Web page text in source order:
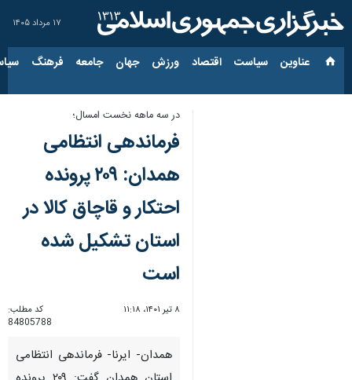
۱۷ مرداد ۱۴۰۵
عناوین‌ سیاست اقتصاد ورزش جهان جامعه فرهنگ
در سه ماهه نخست امسال؛
فرماندهی انتظامی
همدان: ۲۰۹ پرونده
احتکار و قاچاق کالا در
استان تشکیل شده
است
۸ تیر ۱۴۰۱، ۱۱:۱۸
کد مطلب:
84805788
همدان- ایرنا- فرماندهی انتظامی